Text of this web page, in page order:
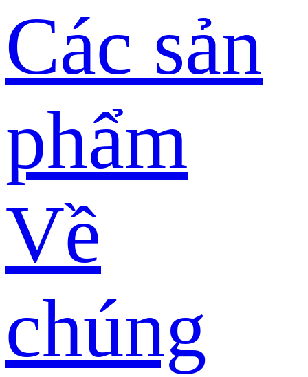
Các sản
phẩm
Về
chúng